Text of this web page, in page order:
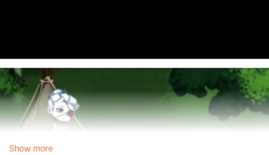
Show more